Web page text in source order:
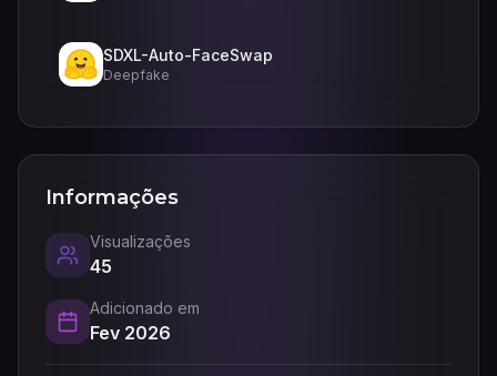
SDXL-Auto-FaceSwap
Deepfake
Informações
Visualizações
45
Adicionado em
Fev 2026